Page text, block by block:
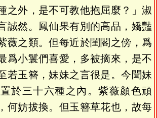
之外，是不可教他抱屈麼？」淑
誠然。鳳仙果有別的高品，嬌豔
薇之類。但每近於閨閣之傍，爲
爲小鬟們喜愛，多被摘來，是不
若玉簪，妹妹之言很是。今聞妹
於三十六種之內。紫薇顏色頑
何妨拔換。但玉簪草花也，故每